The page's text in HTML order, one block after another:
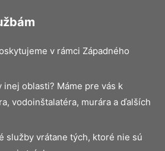
v rámci Západného
oblasti? Máme pre vás k
vodoinštalatéra, murára a ďalších
služby vrátane tých, ktoré nie sú